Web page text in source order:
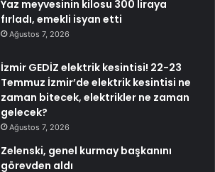
Yaz meyvesinin kilosu 300 liraya
fırladı, emekli isyan etti
Ağustos 7, 2026
İzmir GEDİZ elektrik kesintisi! 22-23
Temmuz İzmir’de elektrik kesintisi ne
zaman bitecek, elektrikler ne zaman
gelecek?
Ağustos 7, 2026
Zelenski, genel kurmay başkanını
görevden aldı